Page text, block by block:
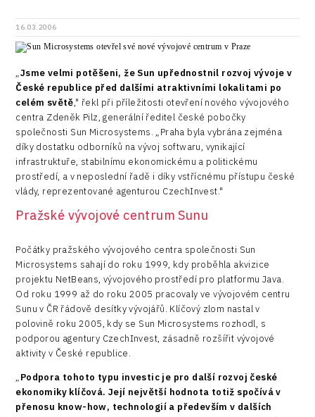
16.03.2006
„Jsme velmi potěšeni, že Sun upřednostnil rozvoj vývoje v
České republice před dalšími atraktivními lokalitami po
celém světě," řekl při příležitosti otevření nového vývojového
centra Zdeněk Pilz, generální ředitel české pobočky
společnosti Sun Microsystems. „Praha byla vybrána zejména
díky dostatku odborníků na vývoj softwaru, vynikající
infrastruktuře, stabilnímu ekonomickému a politickému
prostředí, a v neposlední řadě i díky vstřícnému přístupu české
vlády, reprezentované agenturou CzechInvest."
Pražské vývojové centrum Sunu
Počátky pražského vývojového centra společnosti Sun
Microsystems sahají do roku 1999, kdy proběhla akvizice
projektu NetBeans, vývojového prostředí pro platformu Java.
Od roku 1999 až do roku 2005 pracovaly ve vývojovém centru
Sunu v ČR řádově desítky vývojářů. Klíčový zlom nastal v
polovině roku 2005, kdy se Sun Microsystems rozhodl, s
podporou agentury CzechInvest, zásadně rozšířit vývojové
aktivity v České republice.
„Podpora tohoto typu investic je pro další rozvoj české
ekonomiky klíčová. Její největší hodnota totiž spočívá v
přenosu know-how, technologií a především v dalších